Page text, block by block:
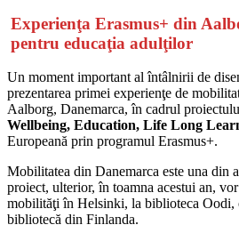
Experienţa Erasmus+ din
pentru educaţia adulţilor
Un moment important al întâlnirii de
prezentarea primei experienţe de
Aalborg, Danemarca, în cadrul
Wellbeing, Education, Life Long
Europeană prin programul Erasmus+.
Mobilitatea din Danemarca este una din
proiect, ulterior, în toamna acestui an,
mobilităţi în Helsinki, la biblioteca Oodi,
bibliotecă din Finlanda.